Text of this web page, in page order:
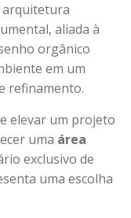
arquitetura
aliada à
orgânico
em um
refinamento.
elevar um projeto
uma área
exclusivo de
uma escolha